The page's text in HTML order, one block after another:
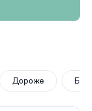
Дороже